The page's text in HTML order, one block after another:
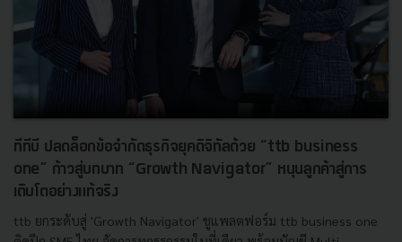
ทีทีบี ปลดล็อกข้อจำกัดธุรกิจยุคดิจิทัลด้วย “ttb business
one” ก้าวสู่บทบาท “Growth Navigator” หนุนลูกค้าสู่การ
เติบโตอย่างแท้จริง
ttb ยกระดับสู่ 'Growth Navigator' ชูแพลตฟอร์ม ttb business one